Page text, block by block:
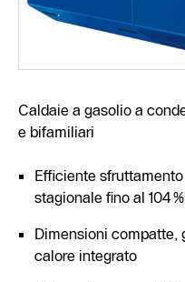
Caldaie a gasolio a
e bifamiliari
Efficiente
stagionale fino al 104%
Dimensioni compatte,
calore integrato